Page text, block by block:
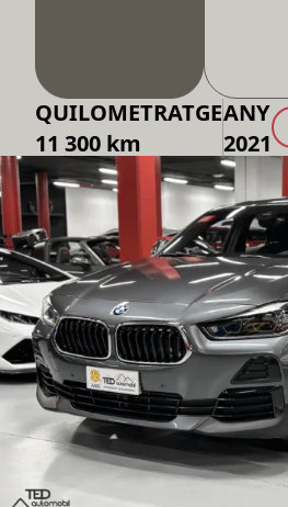
QUILOMETRATGE
11 300 km
ANY
2021